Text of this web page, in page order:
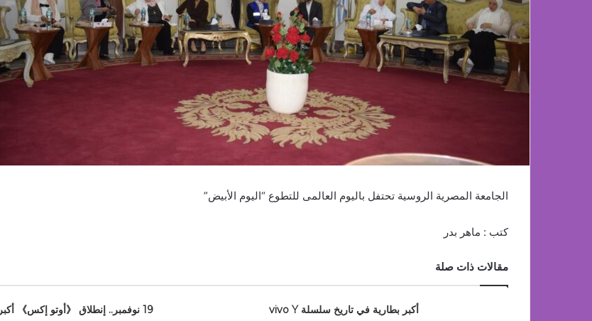
الجامعة المصرية الروسية تحتفل باليوم العالمى للتطوع “اليوم الأبيض”
كتب : ماهر بدر
مقالات ذات صلة
أكبر بطارية في تاريخ سلسلة vivo Y
19 نوفمبر.. إنطلاق 《أوتو إكس》 أكبر